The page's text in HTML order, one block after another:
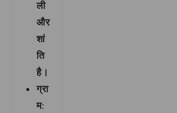
ली
और
शां
ति
है।
ग्रा
म: